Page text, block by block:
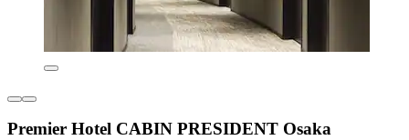
Premier Hotel CABIN PRESIDENT Osaka